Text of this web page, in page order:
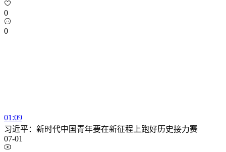
0
0
01:09
习近平：新时代中国青年要在新征程上跑好历史接力赛
07-01